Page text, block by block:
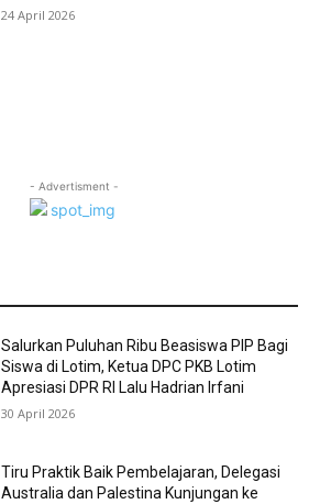
24 April 2026
- Advertisment -
Salurkan Puluhan Ribu Beasiswa PIP Bagi
Siswa di Lotim, Ketua DPC PKB Lotim
Apresiasi DPR RI Lalu Hadrian Irfani
30 April 2026
Tiru Praktik Baik Pembelajaran, Delegasi
Australia dan Palestina Kunjungan ke